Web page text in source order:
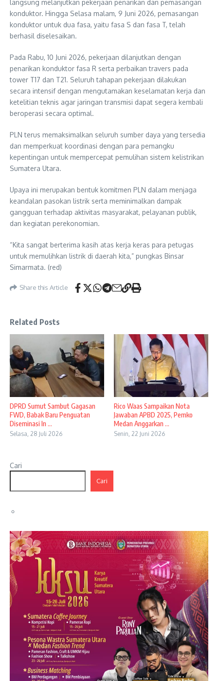
langsung melanjutkan pekerjaan penarikan dan pemasangan
konduktor. Hingga Selasa malam, 9 Juni 2026, pemasangan
konduktor untuk dua fasa, yaitu fasa S dan fasa T, telah
berhasil diselesaikan.
Pada Rabu, 10 Juni 2026, pekerjaan dilanjutkan dengan
penarikan konduktor fasa R serta perbaikan travers pada
tower T17 dan T21. Seluruh tahapan pekerjaan dilakukan
secara intensif dengan mengutamakan keselamatan kerja dan
ketelitian teknis agar jaringan transmisi dapat segera kembali
beroperasi secara optimal.
PLN terus memaksimalkan seluruh sumber daya yang tersedia
dan memperkuat koordinasi dengan para pemangku
kepentingan untuk mempercepat pemulihan sistem kelistrikan
Sumatera Utara.
Upaya ini merupakan bentuk komitmen PLN dalam menjaga
keandalan pasokan listrik serta meminimalkan dampak
gangguan terhadap aktivitas masyarakat, pelayanan publik,
dan kegiatan perekonomian.
“Kita sangat berterima kasih atas kerja keras para petugas
untuk memulihkan listrik di daerah kita,” pungkas Binsar
Simarmata. (red)
Share this Article
Related Posts
DPRD Sumut Sambut Gagasan
FWD, Babak Baru Penguatan
Diseminasi In ...
Selasa, 28 Juli 2026
Rico Waas Sampaikan Nota
Jawaban APBD 2025, Pemko
Medan Anggarkan ...
Senin, 22 Juni 2026
Cari
Cari